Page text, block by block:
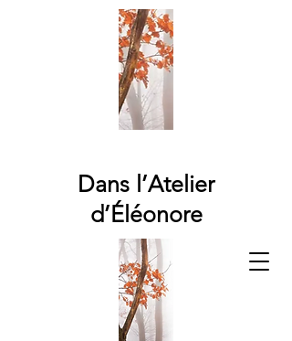
Dans l’Atelier
d’Éléonore